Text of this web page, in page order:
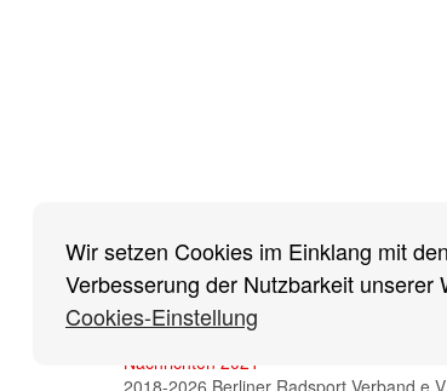
Wir setzen Cookies im Einklang mit
Verbesserung der Nutzbarkeit
Cookies-Einstellung
Nachrichten
Nachrichten
2026
Nachrichten 2025
Nachrichten 2024
Nachrichten 2023
Nachrichten 2022
Nachrichten 2021
Rückblick
Saison 2020
Saison
2018-2026 Berliner Radsport Verband